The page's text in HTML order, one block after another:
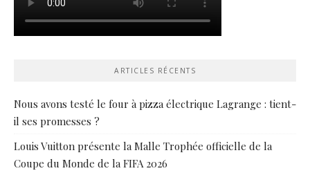
ARTICLES RÉCENTS
Nous avons testé le four à pizza électrique Lagrange : tient-
il ses promesses ?
Louis Vuitton présente la Malle Trophée officielle de la
Coupe du Monde de la FIFA 2026